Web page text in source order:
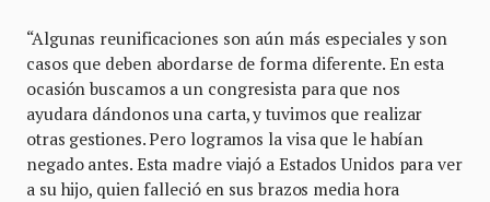
“Algunas reunificaciones son aún más especiales y son
casos que deben abordarse de forma diferente. En esta
ocasión buscamos a un congresista para que nos
ayudara dándonos una carta, y tuvimos que realizar
otras gestiones. Pero logramos la visa que le habían
negado antes. Esta madre viajó a Estados Unidos para ver
a su hijo, quien falleció en sus brazos media hora